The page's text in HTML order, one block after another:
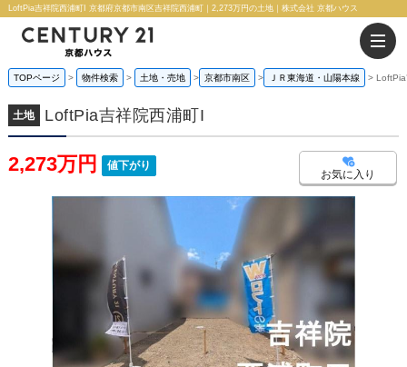
LoftPia吉祥院西浦町I 京都府京都市南区吉祥院西浦町｜2,273万円の土地｜株式会社 京都ハウス
TOPページ 物件検索 土地・売地 京都市南区 ＪＲ東海道・山陽本線 LoftPia
土地 LoftPia吉祥院西浦町I
2,273万円 値下がり
お気に入り